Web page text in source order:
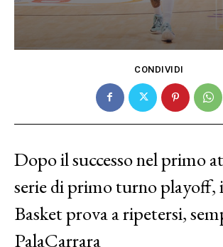
CONDIVIDI
Dopo il successo nel primo
serie di primo turno playoff,
Basket prova a ripetersi,
PalaCarrara